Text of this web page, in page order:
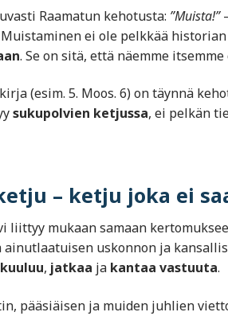
Raamatun kehotusta: ”Muista!”
ei ole pelkkää
. Se on sitä, että näemme
(esim. 5. Moos. 6) on täynnä
sukupolvien ketjussa, ei pelkän
– ketju joka ei
liittyy mukaan samaan
uskonnon ja
kuuluu, jatkaa ja kantaa vastuuta.
pääsiäisen ja muiden juhlien